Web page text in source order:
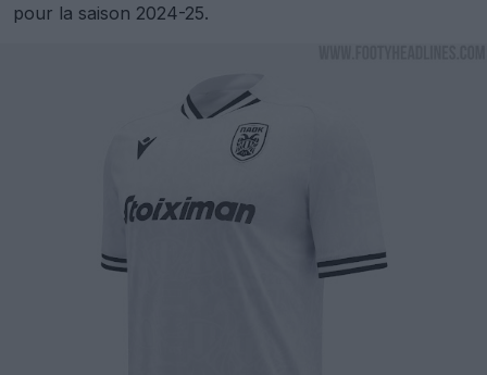
pour la saison 2024-25.